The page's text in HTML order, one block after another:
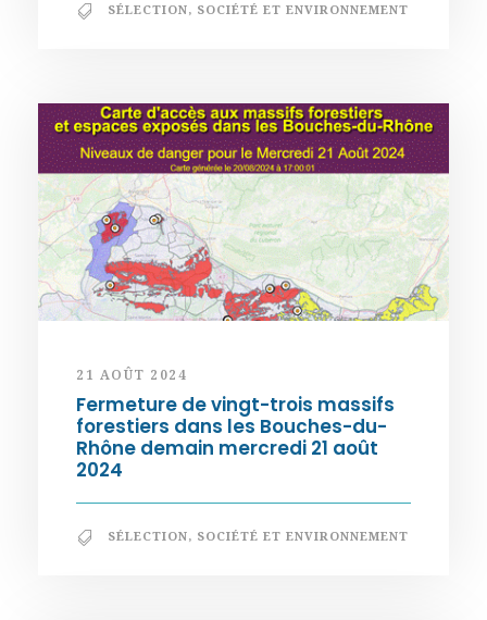
SÉLECTION, SOCIÉTÉ ET ENVIRONNEMENT
21 AOÛT 2024
Fermeture de vingt-trois massifs
forestiers dans les Bouches-du-
Rhône demain mercredi 21 août
2024
SÉLECTION, SOCIÉTÉ ET ENVIRONNEMENT